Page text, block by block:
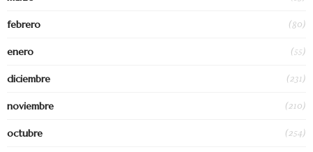
febrero (80)
enero (55)
diciembre (231)
noviembre (210)
octubre (254)